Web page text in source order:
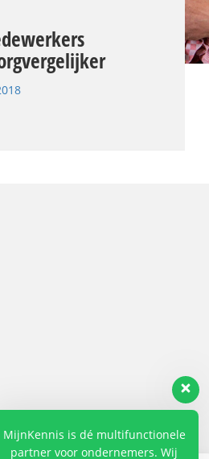
MijnKennis is dé multifunctionele
partner voor ondernemers. Wij